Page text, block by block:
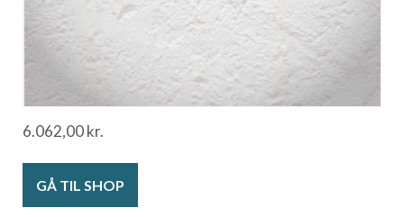
6.062,00kr.
GÅ TIL SHOP